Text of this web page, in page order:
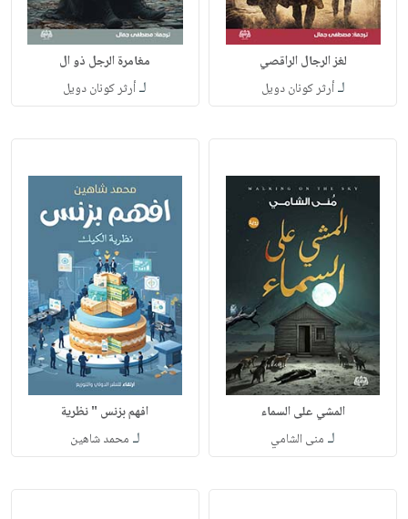
لغز الرجال الراقصي
لـأرثر كونان دويل
مغامرة الرجل ذو ال
لـأرثر كونان دويل
المشي على السماء
لـ منى الشامي
افهم بزنس " نظرية
لـ محمد شاهين